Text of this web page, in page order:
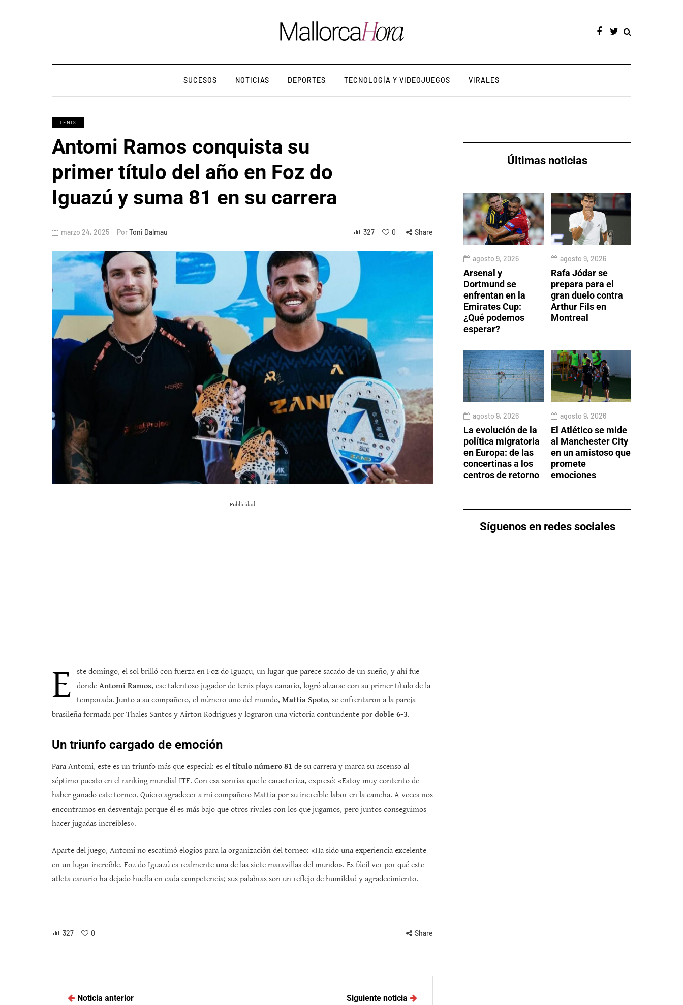
SUCESOS NOTICIAS DEPORTES TECNOLOGÍA Y VIDEOJUEGOS VIRALES
TENIS
Antomi Ramos conquista su
primer título del año en Foz do
Iguazú y suma 81 en su carrera
marzo 24, 2025 PorToni Dalmau 327 0 Share
Publicidad
E
ste domingo, el sol brilló con fuerza en Foz do Iguaçu, un lugar que parece sacado de un sueño, y ahí fue
donde Antomi Ramos, ese talentoso jugador de tenis playa canario, logró alzarse con su primer título de la
temporada. Junto a su compañero, el número uno del mundo, Mattia Spoto, se enfrentaron a la pareja
brasileña formada por Thales Santos y Airton Rodrigues y lograron una victoria contundente por doble 6-3.
Un triunfo cargado de emoción
Para Antomi, este es un triunfo más que especial: es el título número 81 de su carrera y marca su ascenso al
séptimo puesto en el ranking mundial ITF. Con esa sonrisa que le caracteriza, expresó: «Estoy muy contento de
haber ganado este torneo. Quiero agradecer a mi compañero Mattia por su increíble labor en la cancha. A veces nos
encontramos en desventaja porque él es más bajo que otros rivales con los que jugamos, pero juntos conseguimos
hacer jugadas increíbles».
Aparte del juego, Antomi no escatimó elogios para la organización del torneo: «Ha sido una experiencia excelente
en un lugar increíble. Foz do Iguazú es realmente una de las siete maravillas del mundo». Es fácil ver por qué este
atleta canario ha dejado huella en cada competencia; sus palabras son un reflejo de humildad y agradecimiento.
327 0 Share
Últimas noticias
agosto 9, 2026
Arsenal y
Dortmund se
enfrentan en la
Emirates Cup:
¿Qué podemos
esperar?
agosto 9, 2026
Rafa Jódar se
prepara para el
gran duelo contra
Arthur Fils en
Montreal
agosto 9, 2026
La evolución de la
política migratoria
en Europa: de las
concertinas a los
centros de retorno
agosto 9, 2026
El Atlético se mide
al Manchester City
en un amistoso que
promete
emociones
Síguenos en redes sociales
Noticia anterior Siguiente noticia